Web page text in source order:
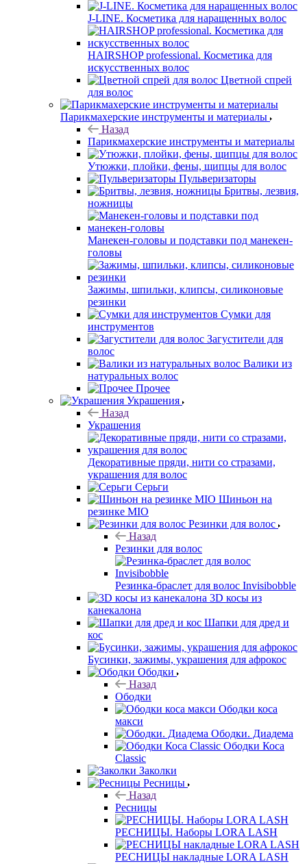
J-LINE. Косметика для наращенных волос
HAIRSHOP professional. Косметика для
искусственных волос
Цветной спрей
для волос
Парикмахерские инструменты и материалы
Назад
Парикмахерские инструменты и материалы
Утюжки, плойки, фены, щипцы для волос
Пульверизаторы
Бритвы, лезвия,
ножницы
Манекен-головы и подставки под манекен-
головы
Зажимы, шпильки, клипсы, силиконовые
резинки
Сумки для
инструментов
Загустители для
волос
Валики из
натуральных волос
Прочее
Украшения
Назад
Украшения
Декоративные пряди, нити со стразами,
украшения для волос
Серьги
Шиньон на
резинке MIO
Резинки для волос
Назад
Резинки для волос
Резинка-браслет для волос Invisibobble
3D косы из
канекалона
Шапки для дред и
кос
Бусинки, зажимы, украшения для афрокос
Ободки
Назад
Ободки
Ободки коса
макси
Ободки. Диадема
Ободки Коса
Classic
Заколки
Ресницы
Назад
Ресницы
РЕСНИЦЫ. Наборы LORA LASH
РЕСНИЦЫ накладные LORA LASH